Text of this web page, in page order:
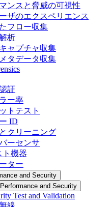
ンスと脅威の可視性
ザのエクスペリエンス
フロー収集
析
ャプチャ収集
タデータ収集
証
ー率
トテスト
ID
クリーニング
ーセンサ
ト機器
ター
and Security
and Security
Test and Validation